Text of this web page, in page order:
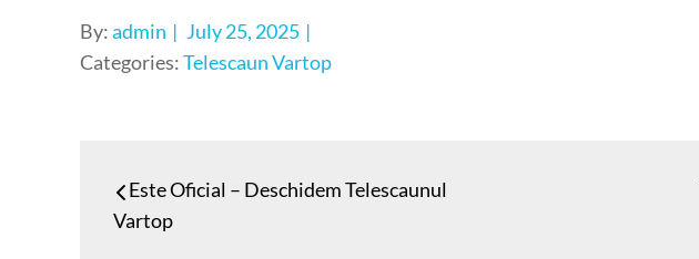
By:admin
Posted
on
July 25, 2025
Categories:Telescaun Vartop
Post
navigation
Este Oficial – Deschidem Telescaunul
Vartop